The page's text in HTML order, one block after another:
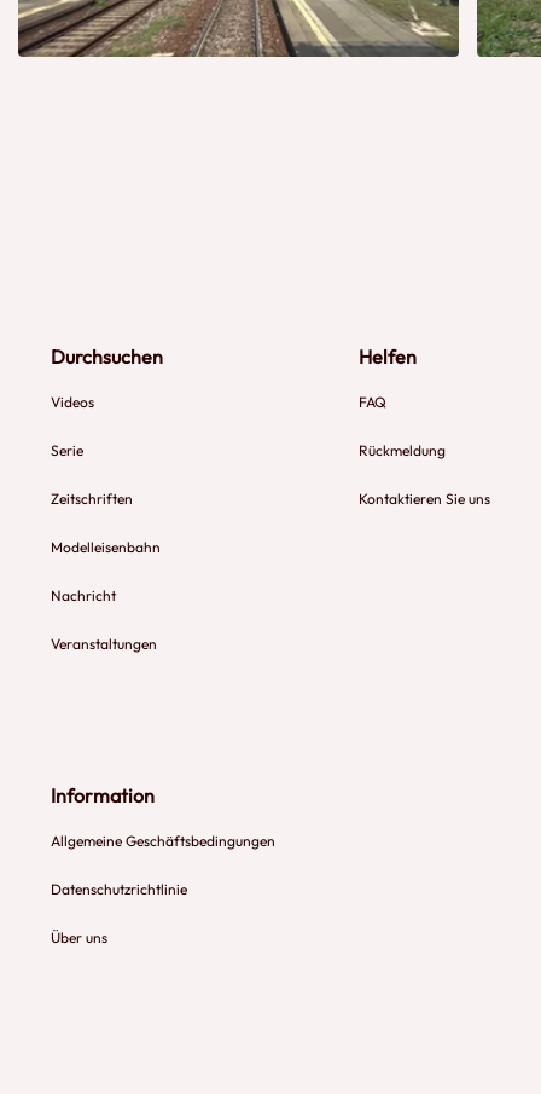
Durchsuchen
Videos
Serie
Zeitschriften
Modelleisenbahn
Nachricht
Veranstaltungen
Helfen
FAQ
Rückmeldung
Kontaktieren Sie uns
Information
Allgemeine Geschäftsbedingungen
Datenschutzrichtlinie
Über uns